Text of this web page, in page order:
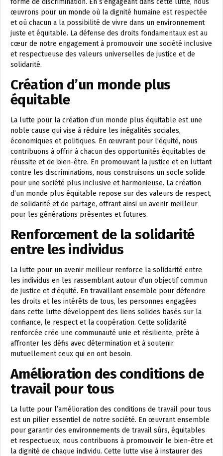
forme de discrimination. En s’engageant dans cette lutte, nous
œuvrons pour un monde où la dignité humaine est respectée
et où chacun a la possibilité de vivre dans un environnement
juste et équitable. La défense des droits fondamentaux est au
cœur de notre engagement à promouvoir une société inclusive
et respectueuse des valeurs universelles de justice et de
solidarité.
Création d’un monde plus
équitable
La lutte pour la création d’un monde plus équitable est une
noble cause qui vise à réduire les inégalités sociales,
économiques et politiques. En œuvrant pour l’équité, nous
contribuons à offrir à chacun des opportunités équitables de
réussite et de bien-être. En promouvant la justice et en luttant
contre les discriminations, nous construisons un socle solide
pour une société plus inclusive et harmonieuse. La création
d’un monde plus équitable repose sur des valeurs de respect,
de solidarité et de partage, offrant ainsi un avenir meilleur
pour les générations présentes et futures.
Renforcement de la solidarité
entre les individus
La lutte pour un avenir meilleur renforce la solidarité entre
les individus en les rassemblant autour d’un objectif commun
de justice et d’équité. En travaillant ensemble pour défendre
les droits et les intérêts de tous, les personnes engagées
dans cette lutte développent des liens solides basés sur la
confiance, le respect et la coopération. Cette solidarité
renforcée crée une communauté unie et résiliente, prête à
affronter les défis avec détermination et à soutenir
mutuellement ceux qui en ont besoin.
Amélioration des conditions de
travail pour tous
La lutte pour l’amélioration des conditions de travail pour tous
est un pilier essentiel de notre société. En œuvrant ensemble
pour garantir des environnements de travail sûrs, équitables
et respectueux, nous contribuons à promouvoir le bien-être et
la dignité de chaque individu. Cette lutte vise à instaurer des